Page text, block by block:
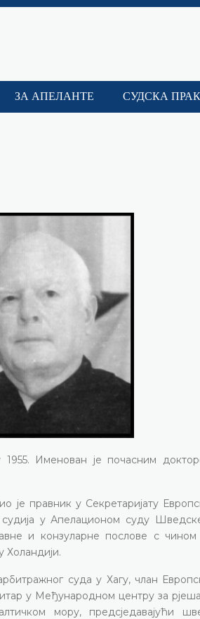
ЗА АПЕЛАНТЕ СУДСКА
Именован је почасним
правник у Секретаријату
у Апелационом суду
и конзуларне послове с
суда у Хагу, члан
у Међународном центру за
мору, предсједавајући